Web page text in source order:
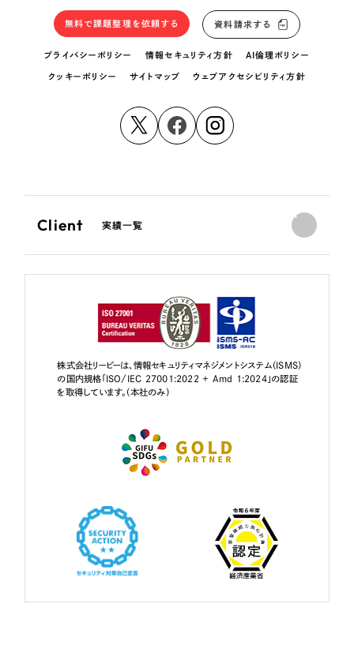
無料で課題整理を依頼する 資料請求する
プライバシーポリシー 情報セキュリティ方針 AI倫理ポリシー
クッキーポリシー サイトマップ ウェブアクセシビリティ方針
Client 実績一覧
株式会社リーピーは、情報セキュリティマネジメントシステム（ISMS）
の国内規格「ISO/IEC 27001:2022 + Amd 1:2024」の認証
を取得しています。（本社のみ）